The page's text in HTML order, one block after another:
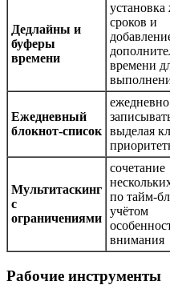
Дедлайны и
буферы
времени
установка
сроков и
времени
Ежедневный
блокнот-список
ежедневно
выделая
Мультитаскинг
с
ограничениями
сочетание
по тайм-
учётом
внимания
Рабочие инструменты